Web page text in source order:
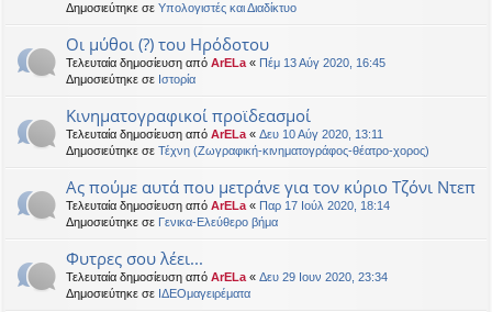
Δημοσιεύτηκε σε Υπολογιστές και Διαδίκτυο
Οι μύθοι (?) του Ηρόδοτου
Τελευταία δημοσίευση από ArELa « Πέμ 13 Αύγ 2020, 16:45
Δημοσιεύτηκε σε Ιστορία
Κινηματογραφικοί προϊδεασμοί
Τελευταία δημοσίευση από ArELa « Δευ 10 Αύγ 2020, 13:11
Δημοσιεύτηκε σε Τέχνη (Ζωγραφική-κινηματογράφος-θέατρο-χορος)
Ας πούμε αυτά που μετράνε για τον κύριο Τζόνι Ντεπ
Τελευταία δημοσίευση από ArELa « Παρ 17 Ιούλ 2020, 18:14
Δημοσιεύτηκε σε Γενικα-Ελεύθερο βήμα
Φυτρες σου λέει...
Τελευταία δημοσίευση από ArELa « Δευ 29 Ιουν 2020, 23:34
Δημοσιεύτηκε σε ΙΔΕΟμαγειρέματα